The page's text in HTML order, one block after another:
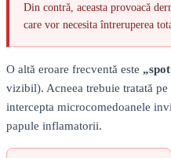
Din contră, aceasta provoacă
care vor necesita întreruperea
O altă eroare frecventă este
vizibil). Acneea trebuie tratată pe
intercepta microcomedoanele
papule inflamatorii.